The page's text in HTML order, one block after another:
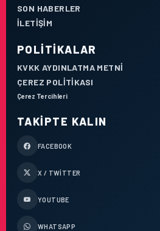
SON HABERLER
İLETIŞIM
POLITIKALAR
KVKK AYDINLATMA METNI
ÇEREZ POLITIKASI
Çerez Tercihleri
TAKIPTE KALIN
FACEBOOK
X / TWITTER
YOUTUBE
WHATSAPP